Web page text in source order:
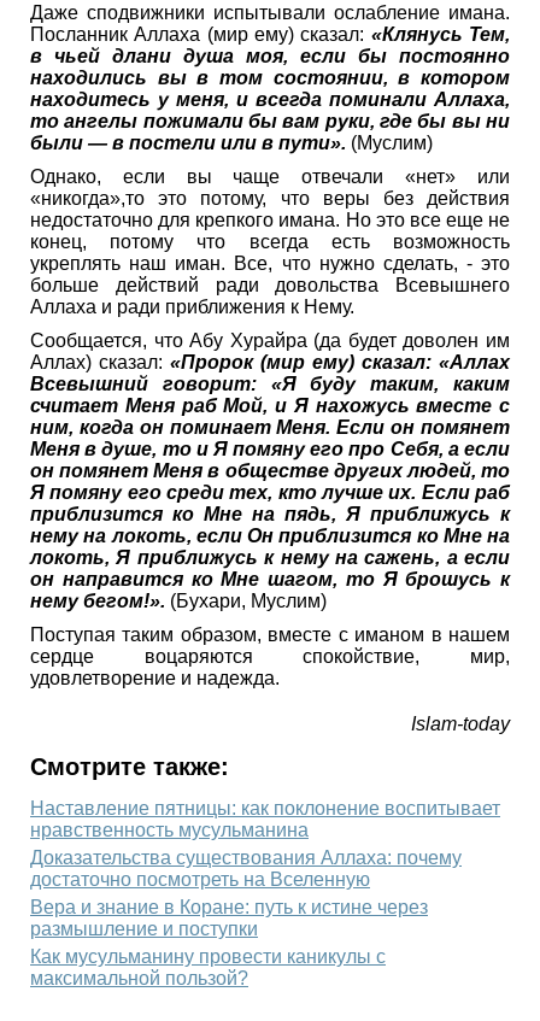
Даже сподвижники испытывали ослабление имана.
Посланник Аллаха (мир ему) сказал: «Клянусь Тем,
в чьей длани душа моя, если бы постоянно
находились вы в том состоянии, в котором
находитесь у меня, и всегда поминали Аллаха,
то ангелы пожимали бы вам руки, где бы вы ни
были — в постели или в пути». (Муслим)
Однако, если вы чаще отвечали «нет» или
«никогда»,то это потому, что веры без действия
недостаточно для крепкого имана. Но это все еще не
конец, потому что всегда есть возможность
укреплять наш иман. Все, что нужно сделать, - это
больше действий ради довольства Всевышнего
Аллаха и ради приближения к Нему.
Сообщается, что Абу Хурайра (да будет доволен им
Аллах) сказал: «Пророк (мир ему) сказал: «Аллах
Всевышний говорит: «Я буду таким, каким
считает Меня раб Мой, и Я нахожусь вместе с
ним, когда он поминает Меня. Если он помянет
Меня в душе, то и Я помяну его про Себя, а если
он помянет Меня в обществе других людей, то
Я помяну его среди тех, кто лучше их. Если раб
приблизится ко Мне на пядь, Я приближусь к
нему на локоть, если Он приблизится ко Мне на
локоть, Я приближусь к нему на сажень, а если
он направится ко Мне шагом, то Я брошусь к
нему бегом!». (Бухари, Муслим)
Поступая таким образом, вместе с иманом в нашем
сердце воцаряются спокойствие, мир,
удовлетворение и надежда.
Islam-today
Смотрите также:
Наставление пятницы: как поклонение воспитывает
нравственность мусульманина
Доказательства существования Аллаха: почему
достаточно посмотреть на Вселенную
Вера и знание в Коране: путь к истине через
размышление и поступки
Как мусульманину провести каникулы с
максимальной пользой?